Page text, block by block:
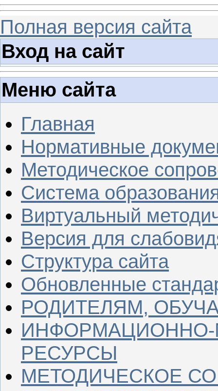
Полная версия сайта
Вход на сайт
Меню сайта
Главная
Нормативные
Методическое
Система
Виртуальный
Версия для
Структура сайта
Обновленные
РОДИТЕЛЯМ,
ИНФОРМАЦИОННО-
РЕСУРСЫ
МЕТОДИЧЕСКОЕ